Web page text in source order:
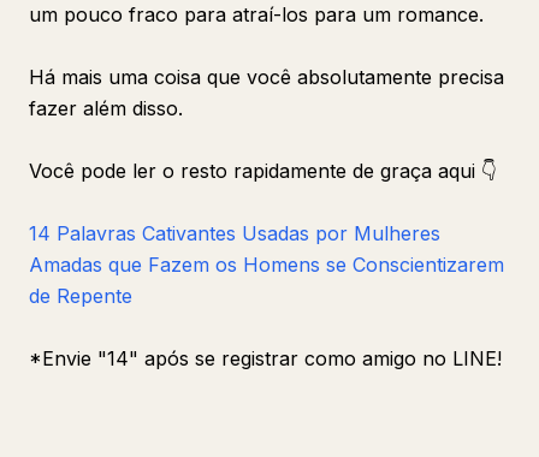
um pouco fraco para atraí-los para um romance.
Há mais uma coisa que você absolutamente precisa
fazer além disso.
Você pode ler o resto rapidamente de graça aqui 👇
14 Palavras Cativantes Usadas por Mulheres
Amadas que Fazem os Homens se Conscientizarem
de Repente
*Envie "14" após se registrar como amigo no LINE!